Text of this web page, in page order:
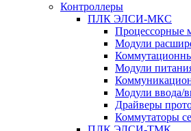
Контроллеры
ПЛК ЭЛСИ-МКС
Процессорные
Модули
Модули
Модули ввода/
Драйверы
Коммутаторы